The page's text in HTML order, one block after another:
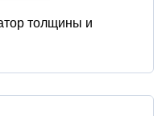
толщины и